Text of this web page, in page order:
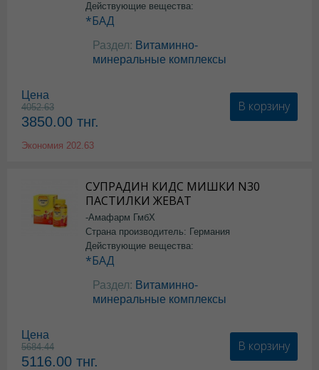
Действующие вещества:
*БАД
Раздел: Витаминно-
минеральные комплексы
Цена
4052.63
3850.00 тнг.
Экономия 202.63
В корзину
СУПРАДИН КИДС МИШКИ N30
ПАСТИЛКИ ЖЕВАТ
-Амафарм ГмбХ
Страна производитель: Германия
Действующие вещества:
*БАД
Раздел: Витаминно-
минеральные комплексы
Цена
5684.44
5116.00 тнг.
В корзину